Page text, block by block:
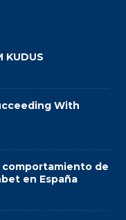
KUDUS
With
de
en España